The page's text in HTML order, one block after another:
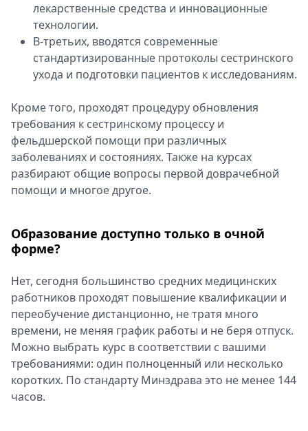
лекарственные средства и инновационные
технологии.
В-третьих, вводятся современные
стандартизированные протоколы сестринского
ухода и подготовки пациентов к исследованиям.
Кроме того, проходят процедуру обновления
требования к сестринскому процессу и
фельдшерской помощи при различных
заболеваниях и состояниях. Также на курсах
разбирают общие вопросы первой доврачебной
помощи и многое другое.
Образование доступно только в очной
форме?
Нет, сегодня большинство средних медицинских
работников проходят повышение квалификации и
переобучение дистанционно, не тратя много
времени, не меняя график работы и не беря отпуск.
Можно выбрать курс в соответствии с вашими
требованиями: один полноценный или несколько
коротких. По стандарту Минздрава это не менее 144
часов.